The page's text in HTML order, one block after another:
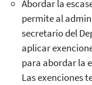
Abordar la
permite al
secretario del
aplicar
para abordar la
Las exenciones